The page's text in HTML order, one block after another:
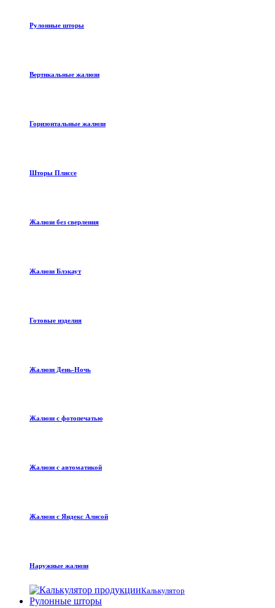
Рулонные шторы
Вертикальные жалюзи
Горизонтальные жалюзи
Шторы Плиссе
Жалюзи без сверления
Жалюзи Блэкаут
Готовые изделия
Жалюзи День-Ночь
Жалюзи с фотопечатью
Жалюзи с автоматикой
Жалюзи с Яндекс Алисой
Наружные жалюзи
Калькулятор
Рулонные шторы